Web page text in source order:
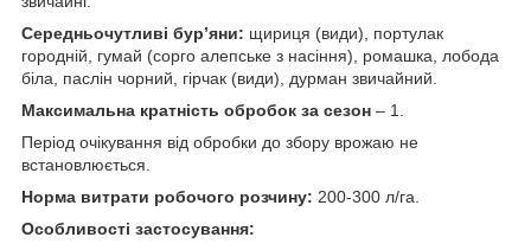
Середньочутливі бур’яни: щириця (види), портулак
городній, гумай (сорго алепське з насіння), ромашка, лобода
біла, паслін чорний, гірчак (види), дурман звичайний.
Максимальна кратність обробок за сезон – 1.
Період очікування від обробки до збору врожаю не
встановлюється.
Норма витрати робочого розчину: 200-300 л/га.
Особливостi застосування: